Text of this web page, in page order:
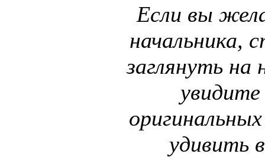
Если вы
начальника,
заглянуть
удивить